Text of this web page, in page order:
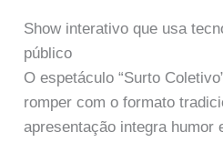
Show interativo que usa
público
O espetáculo “Surto
romper com o formato
apresentação integra humor